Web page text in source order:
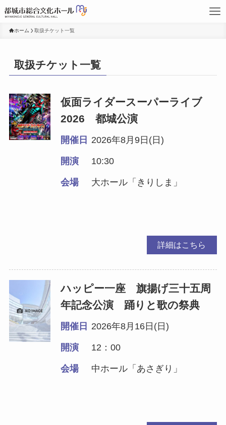
ホーム 取扱チケット一覧
取扱チケット一覧
仮面ライダースーパーライブ
2026 都城公演
開催日 2026年8月9日(日)
開演 10:30
会場 大ホール「きりしま」
詳細はこちら
ハッピー一座 旗揚げ三十五周
年記念公演 踊りと歌の祭典
開催日 2026年8月16日(日)
開演 12：00
会場 中ホール「あさぎり」